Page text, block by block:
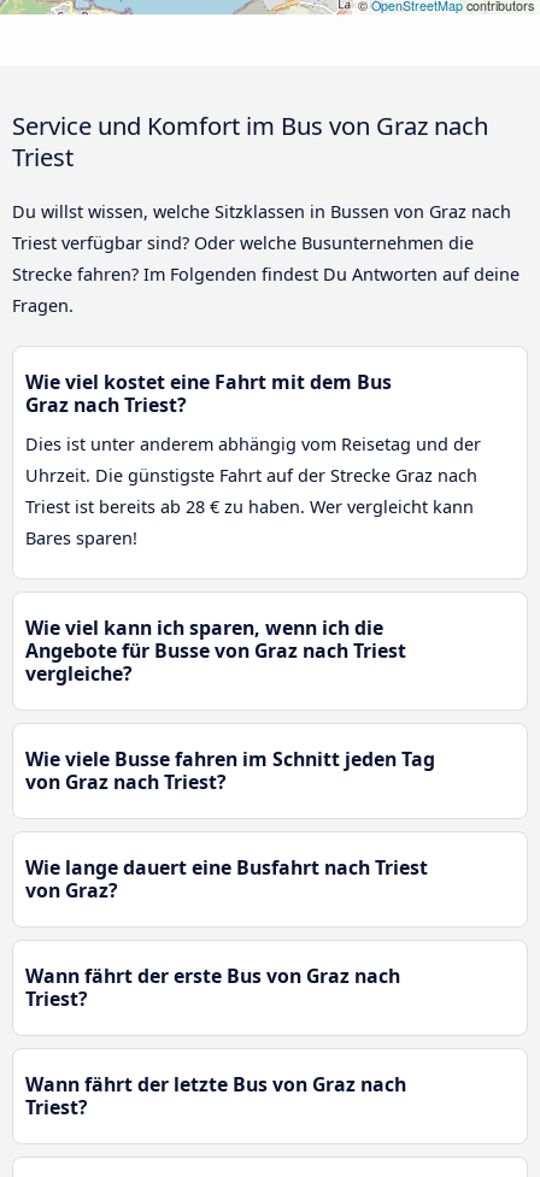
©OpenStreetMap contributors
Service und Komfort im Bus von Graz nach
Triest
Du willst wissen, welche Sitzklassen in Bussen von Graz nach
Triest verfügbar sind? Oder welche Busunternehmen die
Strecke fahren? Im Folgenden findest Du Antworten auf deine
Fragen.
Wie viel kostet eine Fahrt mit dem Bus
Graz nach Triest?
Dies ist unter anderem abhängig vom Reisetag und der
Uhrzeit. Die günstigste Fahrt auf der Strecke Graz nach
Triest ist bereits ab 28 € zu haben. Wer vergleicht kann
Bares sparen!
Wie viel kann ich sparen, wenn ich die
Angebote für Busse von Graz nach Triest
vergleiche?
Wie viele Busse fahren im Schnitt jeden Tag
von Graz nach Triest?
Wie lange dauert eine Busfahrt nach Triest
von Graz?
Wann fährt der erste Bus von Graz nach
Triest?
Wann fährt der letzte Bus von Graz nach
Triest?